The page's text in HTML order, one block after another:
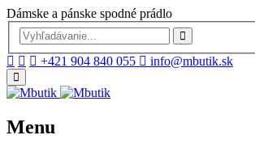
Dámske a pánske spodné prádlo
+421 904 840 055 info@mbutik.sk
Menu